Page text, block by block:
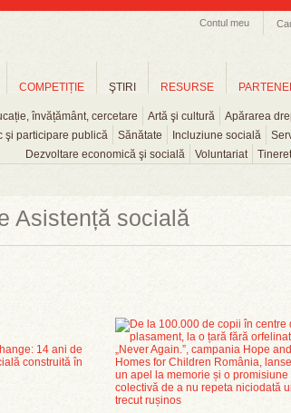
Contul meu
COMPETIȚIE ŞTIRI
învățământ, cercetare Artă şi cultură
Apărarea
şi participare publică
Sănătate Incluziune socială
Dezvoltare economică şi socială
Voluntariat Tineret
RESURSE
Asistență socială